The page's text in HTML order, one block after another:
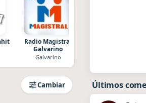
Radio Magistral
Galvarino
Galvarino
Cambiar Últimos